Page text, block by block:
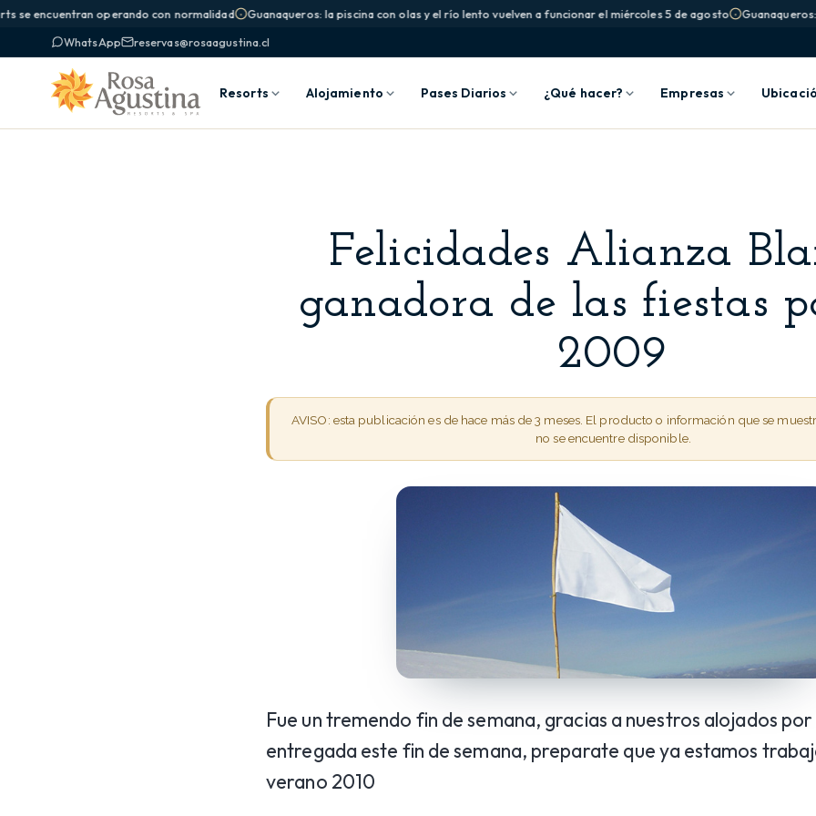
se encuentran operando con normalidad Guanaqueros: la piscina con olas y el río lento vuelven a funcionar el miércoles 5 de agosto
Guanaqueros:
WhatsApp
reservas@rosaagustina.cl
Resorts Alojamiento Pases Diarios ¿Qué hacer? Empresas
Felicidades Alianza
ganadora de las fiestas
2009
AVISO: esta publicación es de hace más de 3 meses. El producto o información que se
no se encuentre disponible.
Fue un tremendo fin de semana, gracias a nuestros alojados
entregada este fin de semana, preparate que ya estamos
verano 2010